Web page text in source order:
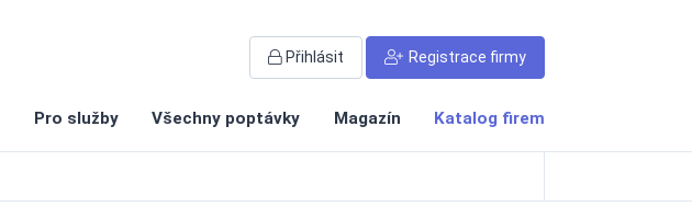
Přihlásit Registrace firmy
Pro služby Všechny poptávky Magazín Katalog firem